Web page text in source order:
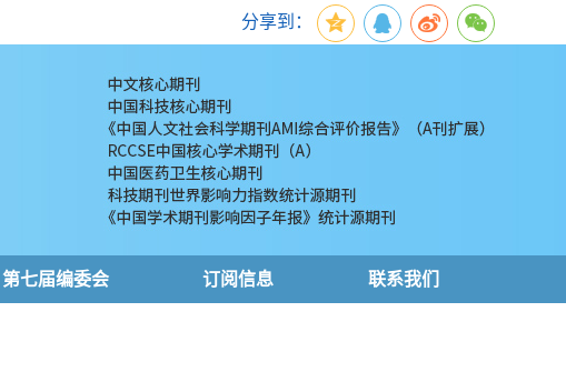
分享到：
第七届编委会 订阅信息 联系我们